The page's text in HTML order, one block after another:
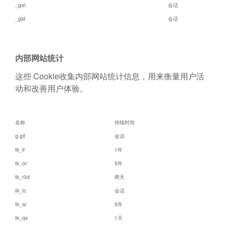
_gat
会话
_gid
会话
内部网站统计
这些 Cookie收集内部网站统计信息，用来衡量用户活
动和改善用户体验。
名称
持续时间
g.gif
会话
tk_lr
1年
tk_or
5年
tk_r3d
两天
tk_tc
会话
tk_ai
5年
tk_qs
1天